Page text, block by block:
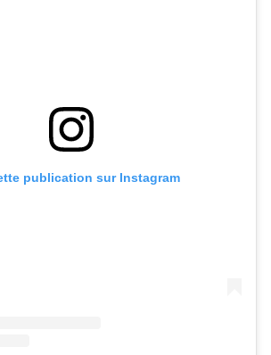
publication sur Instagram